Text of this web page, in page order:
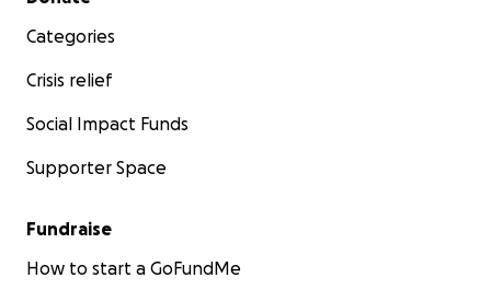
Categories
Crisis relief
Social Impact Funds
Supporter Space
Fundraise
How to start a GoFundMe